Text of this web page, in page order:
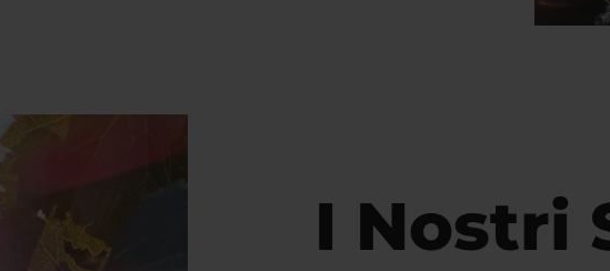
I Nostri